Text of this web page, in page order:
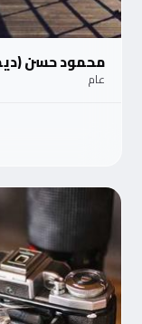
محمود حسن
عام